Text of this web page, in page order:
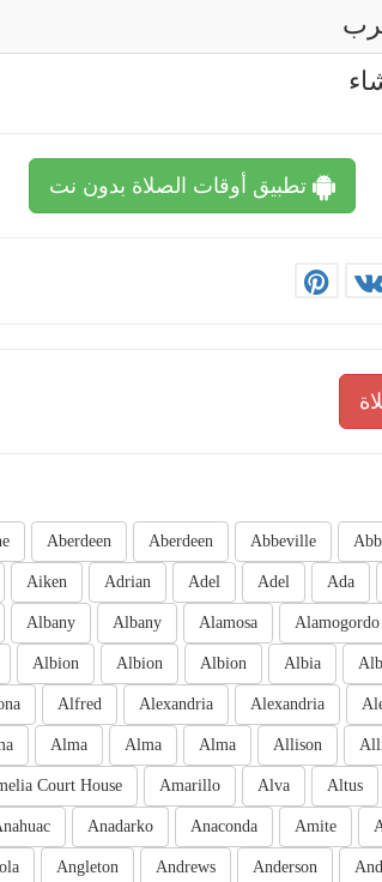
تطبيق أوقات الصلاة بدون نت
Abbeville
Aberdeen
Aberdeen
Ada
Adel
Adel
Adrian
Aiken
Alamogordo
Alamosa
Albany
Albany
Albia
Albion
Albion
Albion
Alexandria
Alexandria
Alfred
Allison
Alma
Alma
Alma
Altus
Alva
Amarillo
Court House
Amite
Anaconda
Anadarko
Anderson
Andrews
Angleton